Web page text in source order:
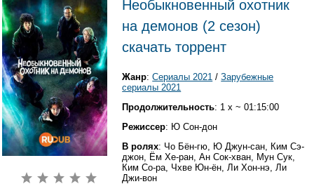
Необыкновенный охотник
на демонов (2 сезон)
скачать торрент
Жанр:Сериалы 2021 /Зарубежные
сериалы 2021
Продолжительность: 1 x ~ 01:15:00
Режиссер: Ю Сон-дон
В ролях: Чо Бён-гю, Ю Джун-сан, Ким Сэ-
джон, Ём Хе-ран, Ан Сок-хван, Мун Сук,
Ким Со-ра, Чхве Юн-ён, Ли Хон-нэ, Ли
Джи-вон